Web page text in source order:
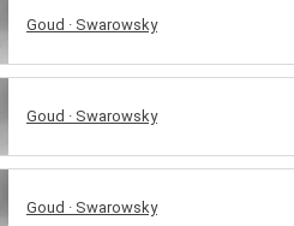
Goud · Swarowsky
Goud · Swarowsky
Goud · Swarowsky